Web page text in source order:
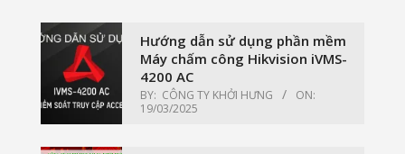
Hướng dẫn sử dụng phần mềm
Máy chấm công Hikvision iVMS-
4200 AC
BY: CÔNG TY KHỞI HƯNG
ON:
19/03/2025